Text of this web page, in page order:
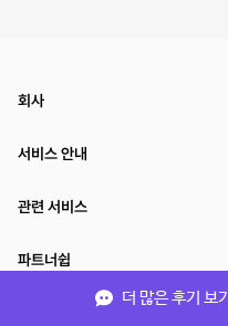
더 많은 후기 보기
회사
서비스 안내
관련 서비스
파트너쉽
서비스 제공 국가